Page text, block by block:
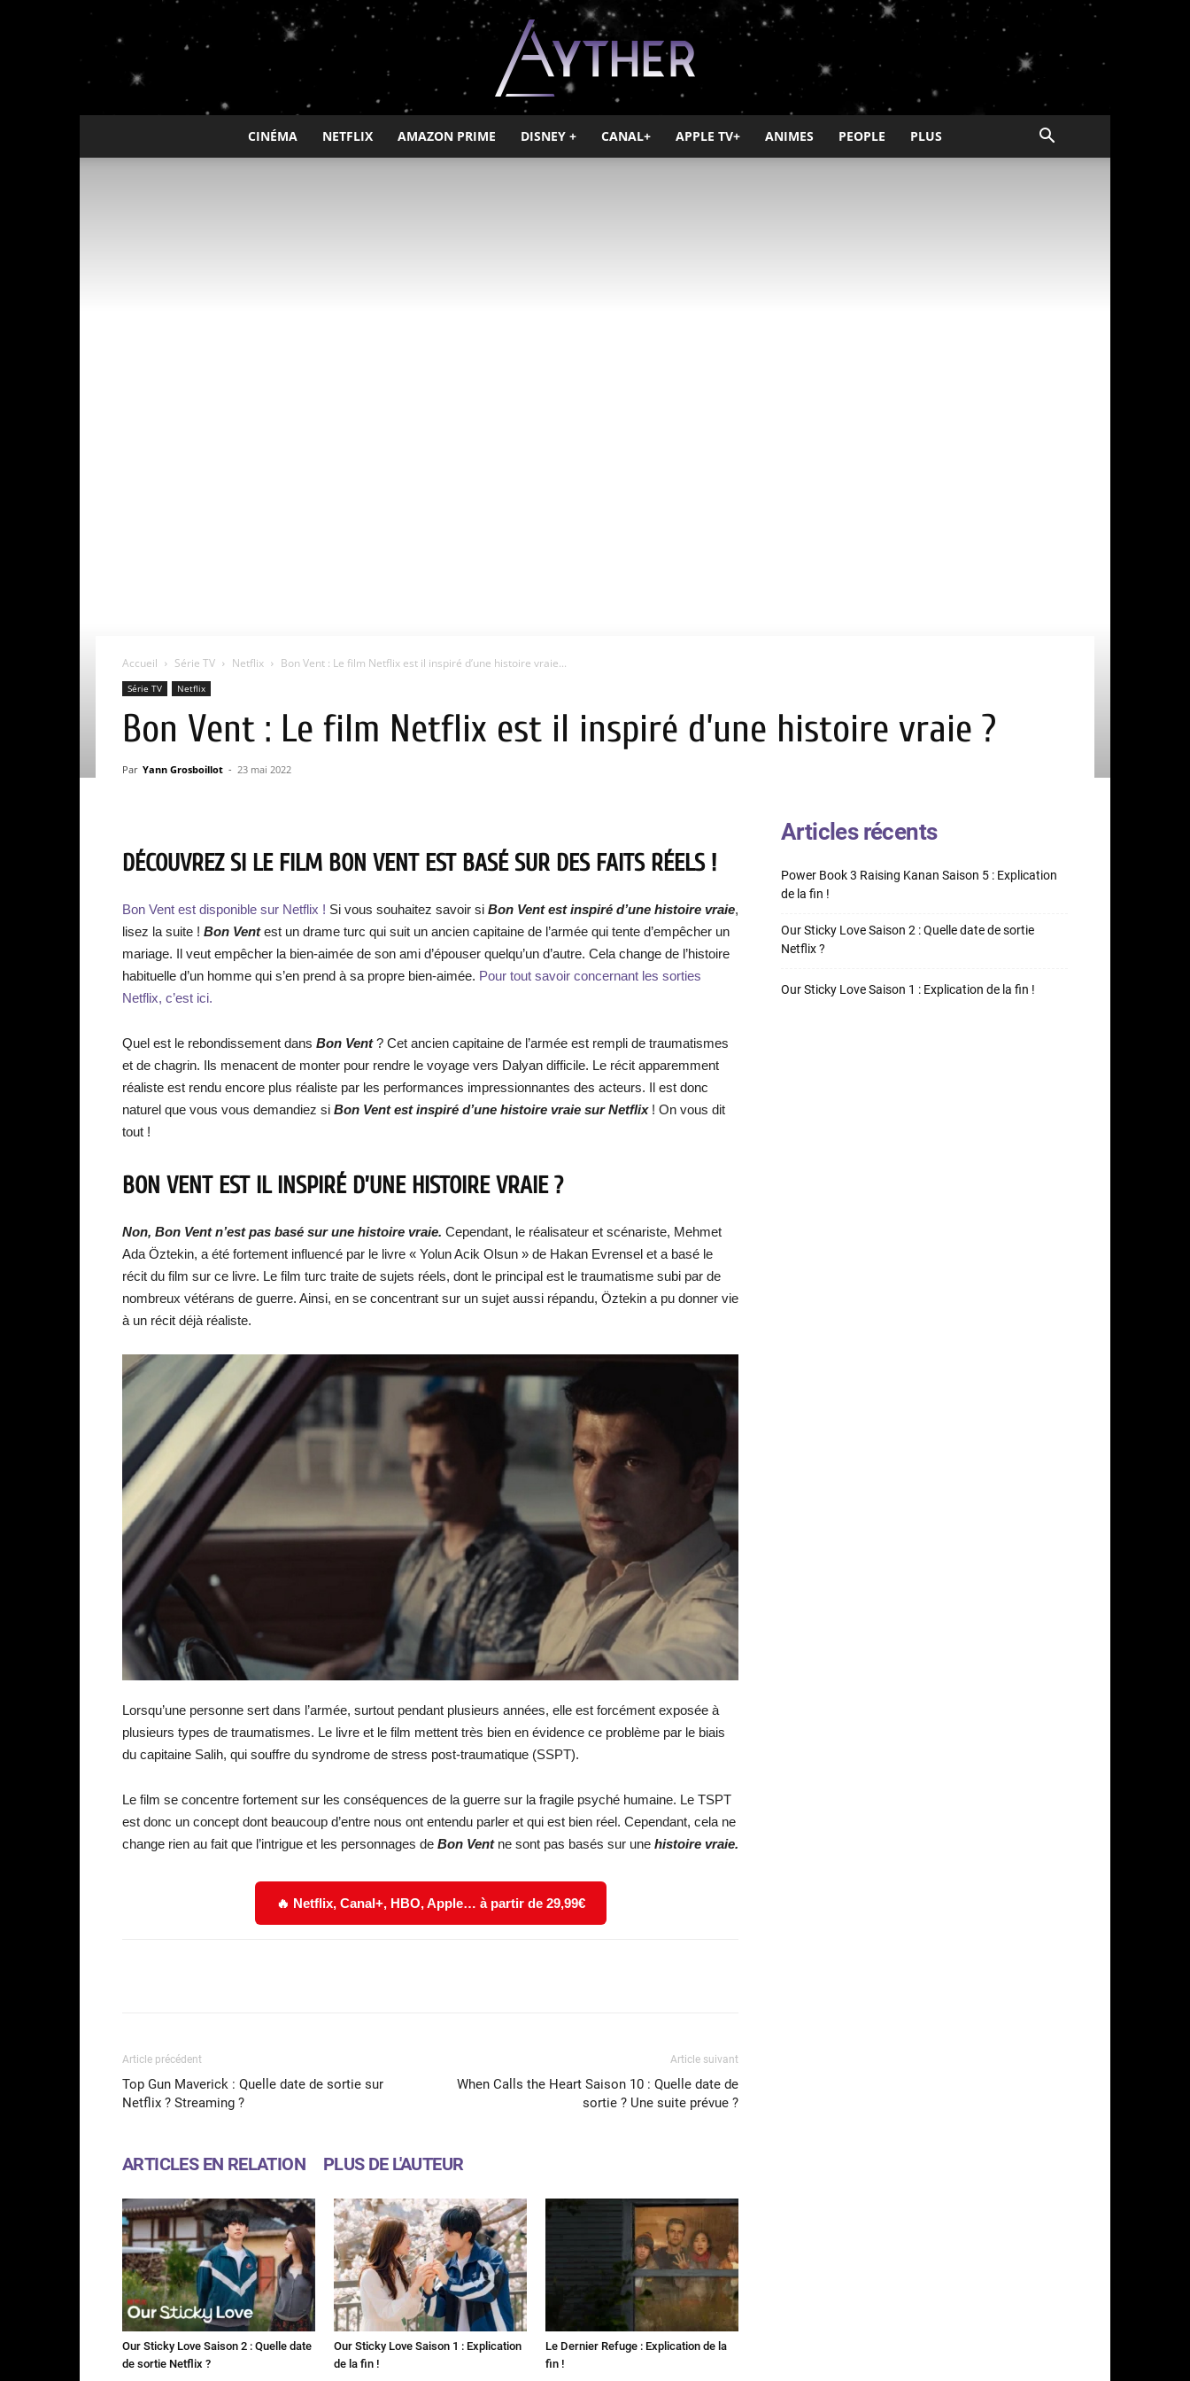
Ayther
CINÉMA NETFLIX AMAZON PRIME DISNEY + CANAL+ APPLE TV+ ANIMES PEOPLE PLUS
Accueil Série TV Netflix Bon Vent : Le film Netflix est il inspiré d’une histoire vraie...
Série TV Netflix
Bon Vent : Le film Netflix est il inspiré d’une histoire vraie ?
Par Yann Grosboillot - 23 mai 2022
DÉCOUVREZ SI LE FILM BON VENT EST BASÉ SUR DES FAITS RÉELS !
Bon Vent est disponible sur Netflix ! Si vous souhaitez savoir si Bon Vent est inspiré d’une histoire vraie,
lisez la suite ! Bon Ventest un drame turc qui suit un ancien capitaine de l’armée qui tente d’empêcher un
mariage. Il veut empêcher la bien-aimée de son ami d’épouser quelqu’un d’autre. Cela change de l’histoire
habituelle d’un homme qui s’en prend à sa propre bien-aimée. Pour tout savoir concernant les sorties
Netflix, c’est ici.
Quel est le rebondissement dans Bon Vent? Cet ancien capitaine de l’armée est rempli de traumatismes
et de chagrin. Ils menacent de monter pour rendre le voyage vers Dalyan difficile. Le récit apparemment
réaliste est rendu encore plus réaliste par les performances impressionnantes des acteurs. Il est donc
naturel que vous vous demandiez si Bon Vent est inspiré d’une histoire vraie sur Netflix ! On vous dit
tout !
BON VENT EST IL INSPIRÉ D’UNE HISTOIRE VRAIE ?
Non, Bon Vent n’est pas basé sur une histoire vraie. Cependant, le réalisateur et scénariste, Mehmet
Ada Öztekin, a été fortement influencé par le livre « Yolun Acik Olsun » de Hakan Evrensel et a basé le
récit du film sur ce livre. Le film turc traite de sujets réels, dont le principal est le traumatisme subi par de
nombreux vétérans de guerre. Ainsi, en se concentrant sur un sujet aussi répandu, Öztekin a pu donner vie
à un récit déjà réaliste.
Lorsqu’une personne sert dans l’armée, surtout pendant plusieurs années, elle est forcément exposée à
plusieurs types de traumatismes. Le livre et le film mettent très bien en évidence ce problème par le biais
du capitaine Salih, qui souffre du syndrome de stress post-traumatique (SSPT).
Le film se concentre fortement sur les conséquences de la guerre sur la fragile psyché humaine. Le TSPT
est donc un concept dont beaucoup d’entre nous ont entendu parler et qui est bien réel. Cependant, cela ne
change rien au fait que l’intrigue et les personnages de Bon Ventne sont pas basés sur une histoire vraie.
🔥 Netflix, Canal+, HBO, Apple… à partir de 29,99€
Article précédent
Top Gun Maverick : Quelle date de sortie sur
Netflix ? Streaming ?
Article suivant
When Calls the Heart Saison 10 : Quelle date de
sortie ? Une suite prévue ?
ARTICLES EN RELATION PLUS DE L'AUTEUR
Our Sticky Love Saison 2 : Quelle date
de sortie Netflix ?
Our Sticky Love Saison 1 : Explication
de la fin !
Le Dernier Refuge : Explication de la
fin !
Articles récents
Power Book 3 Raising Kanan Saison 5 : Explication
de la fin !
Our Sticky Love Saison 2 : Quelle date de sortie
Netflix ?
Our Sticky Love Saison 1 : Explication de la fin !